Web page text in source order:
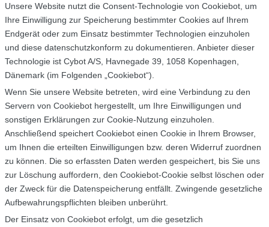
Unsere Website nutzt die Consent-Technologie von Cookiebot, um
Ihre Einwilligung zur Speicherung bestimmter Cookies auf Ihrem
Endgerät oder zum Einsatz bestimmter Technologien einzuholen
und diese datenschutzkonform zu dokumentieren. Anbieter dieser
Technologie ist Cybot A/S, Havnegade 39, 1058 Kopenhagen,
Dänemark (im Folgenden „Cookiebot“).
Wenn Sie unsere Website betreten, wird eine Verbindung zu den
Servern von Cookiebot hergestellt, um Ihre Einwilligungen und
sonstigen Erklärungen zur Cookie-Nutzung einzuholen.
Anschließend speichert Cookiebot einen Cookie in Ihrem Browser,
um Ihnen die erteilten Einwilligungen bzw. deren Widerruf zuordnen
zu können. Die so erfassten Daten werden gespeichert, bis Sie uns
zur Löschung auffordern, den Cookiebot-Cookie selbst löschen oder
der Zweck für die Datenspeicherung entfällt. Zwingende gesetzliche
Aufbewahrungspflichten bleiben unberührt.
Der Einsatz von Cookiebot erfolgt, um die gesetzlich